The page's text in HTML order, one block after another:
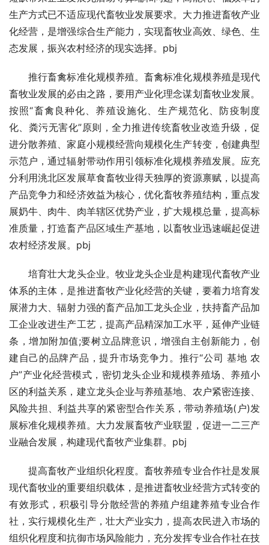
生产方式已不适应现代畜牧业发展要求。大力推进畜牧产业
化经营，是增强综合生产能力，实现畜牧业高效、绿色、生
态发展，振兴农村经济的现实选择。pbj
推行畜禽标准化规模养殖。畜禽标准化规模养殖是现代
畜牧业发展的必由之路，要用产业化理念谋划畜牧业发展。
按照“畜禽良种化、养殖设施化、生产规范化、防疫制度
化、粪污无害化”原则，全力推进传统畜牧业改造升级，促
进分散养殖、家庭小规模经营向规模化生产转变，创建典型
示范户，通过辐射带动作用引领标准化规模养殖发展。应充
分利用洮北区发展草食畜牧业得天独厚的资源禀赋，以提高
产品竞争力和经济效益为核心，优化畜牧养殖结构，重点发
展奶牛、肉牛、肉羊辖区优势产业，扩大规模总量，提高标
准质量，打造畜产品区域生产基地，以畜牧业迅速崛起促进
农村经济发展。pbj
培育壮大龙头企业。牧业龙头企业是构建现代畜牧产业
体系的主体，是推进畜牧产业化经营的关键，要着力培育发
展潜力大、辐射力强的畜产品加工龙头企业，扶持畜产品加
工企业改进生产工艺，提高产品精深加工水平，延伸产业链
条，增加附加值;要树立品牌意识，增强自主创新能力，创
建自己的品牌产品，提升市场竞争力。推行“公司 基地 农
户”产业化经营模式，密切龙头企业和规模养殖场、养殖小
区的利益关系，建立龙头企业与养殖基地、农户紧密连接、
风险共担、利益共享的紧密型合作关系，带动养殖场(户)发
展标准化规模养殖。大力发展畜牧产业联盟，促进一二三产
业融合发展，构建现代畜牧产业集群。pbj
提高畜牧产业组织化程度。畜牧养殖专业合作社是发展
现代畜牧业的重要组织载体，是推进畜牧业经营方式转变的
有效形式，积极引导分散经营的养殖户组建养殖专业合作
社，实行规模化生产，壮大产业实力，提高农民进入市场的
组织化程度和抗御市场风险能力，充分发挥专业合作社在技